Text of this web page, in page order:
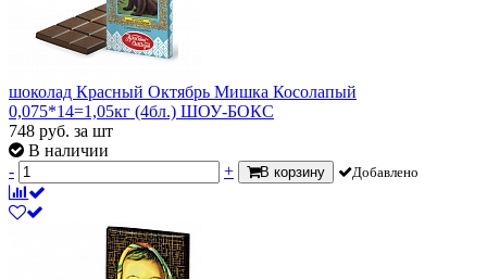
шоколад Красный Октябрь Мишка Косолапый
0,075*14=1,05кг (4бл.) ШОУ-БОКС
748 руб. за шт
В наличии
-
+ В корзину Добавлено